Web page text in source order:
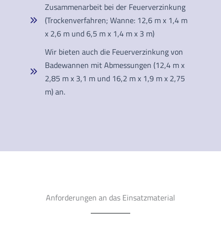
Zusammenarbeit bei der Feuerverzinkung
(Trockenverfahren; Wanne: 12,6 m x 1,4 m
x 2,6 m und 6,5 m x 1,4 m x 3 m)
Wir bieten auch die Feuerverzinkung von
Badewannen mit Abmessungen (12,4 m x
2,85 m x 3,1 m und 16,2 m x 1,9 m x 2,75
m) an.
Anforderungen an das Einsatzmaterial